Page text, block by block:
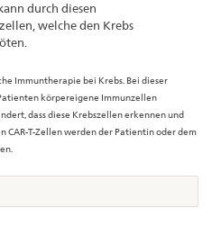
durch diesen
welche den Krebs
Immuntherapie bei Krebs. Bei dieser
körpereigene Immunzellen
dass diese Krebszellen erkennen und
T-Zellen werden der Patientin oder dem